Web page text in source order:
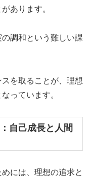
あります。
調和という難しい課
を取ることが、理想
っています。
自己成長と人間
には、理想の追求と